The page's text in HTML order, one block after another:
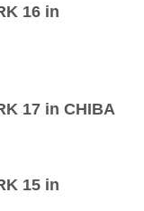
16 in
17 in CHIBA
15 in